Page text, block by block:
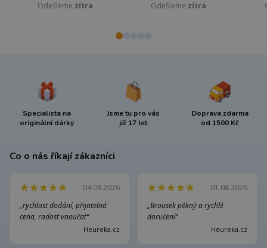
Odešleme zítra
Odešleme zítra
Specialista na
originální dárky
Jsme tu pro vás
již 17 let
Doprava zdarma
od 1500 Kč
Co o nás říkají zákazníci
04.08.2026
„rychlost dodání, přijatelná
cena, radost vnoučat“
Heureka.cz
01.08.2026
„Brousek pěkný a rychlé
doručení“
Heureka.cz